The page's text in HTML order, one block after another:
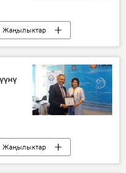
Жаңылыктар
Жаңылыктар